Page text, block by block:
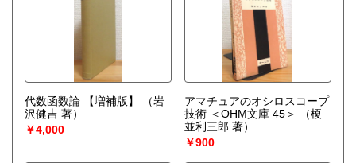
代数函数論 【増補版】
（岩
沢健吉 著）
￥4,000
アマチュアのオシロスコープ
技術 ＜OHM文庫 45＞
（榎
並利三郎 著）
￥900